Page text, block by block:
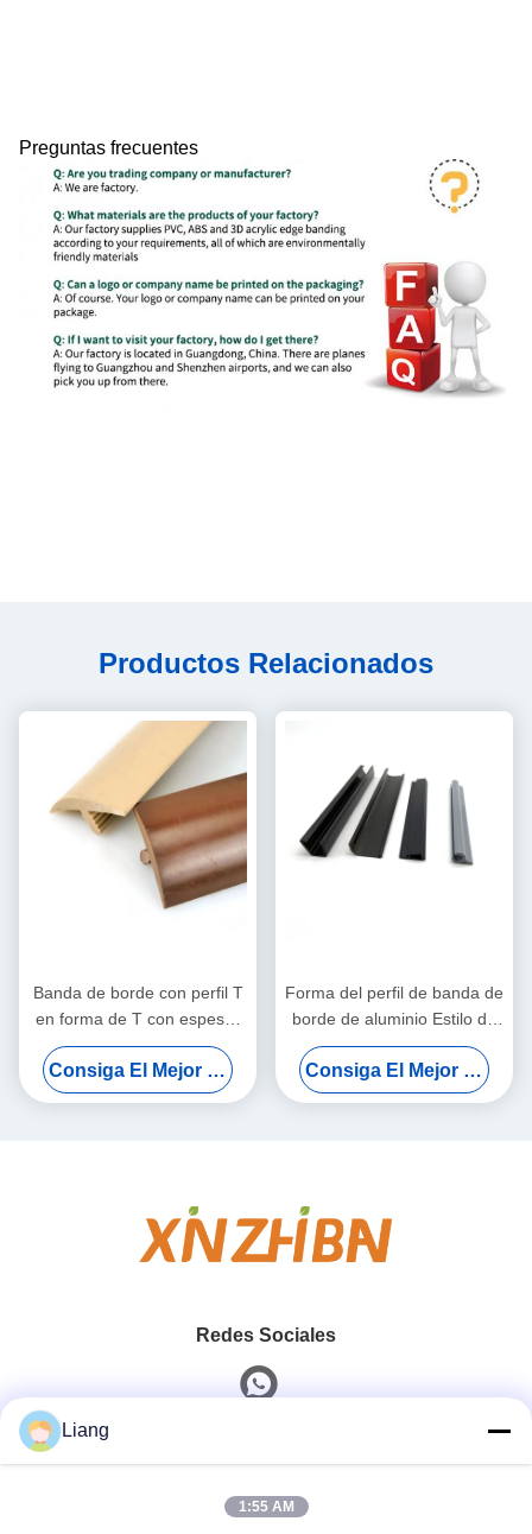
Preguntas frecuentes
Productos Relacionados
Banda de borde con perfil T
en forma de T con espesor
de 0,35-3 mm y anchura de
9-350 mm para aplicaciones
de muebles
Consiga El Mejor Precio
Forma del perfil de banda de
borde de aluminio Estilo de
borde en forma de U Banda
de borde de borde de borde
de aluminio
Consiga El Mejor Precio
Redes Sociales
Liang
1:55 AM